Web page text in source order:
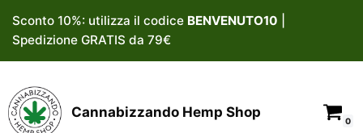
Vai
al
contenuto
Sconto 10%: utilizza il codice BENVENUTO10
Spedizione GRATIS da 79€
Cannabizzando Hemp Shop
0